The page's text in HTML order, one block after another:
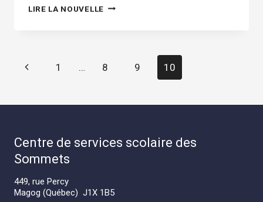
LIRE LA NOUVELLENOUVELLE
CONTRE
Navigation
Previous
1 … 8 9 10
Centre de services scolaire des
Sommets
449, rue Percy
Magog (Québec) J1X 1B5